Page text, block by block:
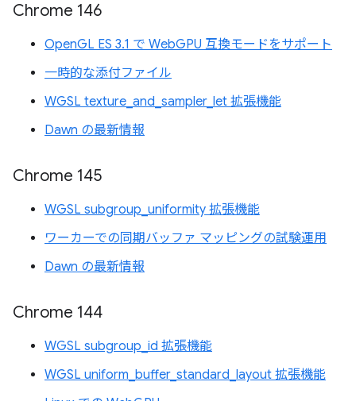
Chrome 146
OpenGL ES 3.1 で WebGPU 互換モードをサポート
一時的な添付ファイル
WGSL texture_and_sampler_let 拡張機能
Dawn の最新情報
Chrome 145
WGSL subgroup_uniformity 拡張機能
ワーカーでの同期バッファ マッピングの試験運用
Dawn の最新情報
Chrome 144
WGSL subgroup_id 拡張機能
WGSL uniform_buffer_standard_layout 拡張機能